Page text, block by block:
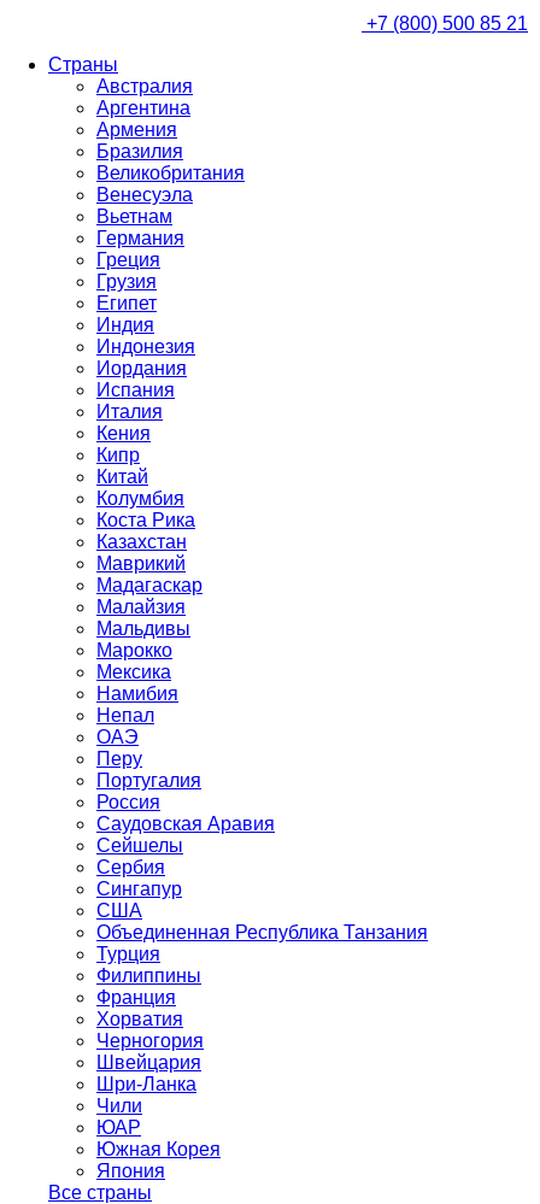
+7 (800) 500 85 21
Страны
Австралия
Аргентина
Армения
Бразилия
Великобритания
Венесуэла
Вьетнам
Германия
Греция
Грузия
Египет
Индия
Индонезия
Иордания
Испания
Италия
Кения
Кипр
Китай
Колумбия
Коста Рика
Казахстан
Маврикий
Мадагаскар
Малайзия
Мальдивы
Марокко
Мексика
Намибия
Непал
ОАЭ
Перу
Португалия
Россия
Саудовская Аравия
Сейшелы
Сербия
Сингапур
США
Объединенная Республика Танзания
Турция
Филиппины
Франция
Хорватия
Черногория
Швейцария
Шри-Ланка
Чили
ЮАР
Южная Корея
Япония
Все страны